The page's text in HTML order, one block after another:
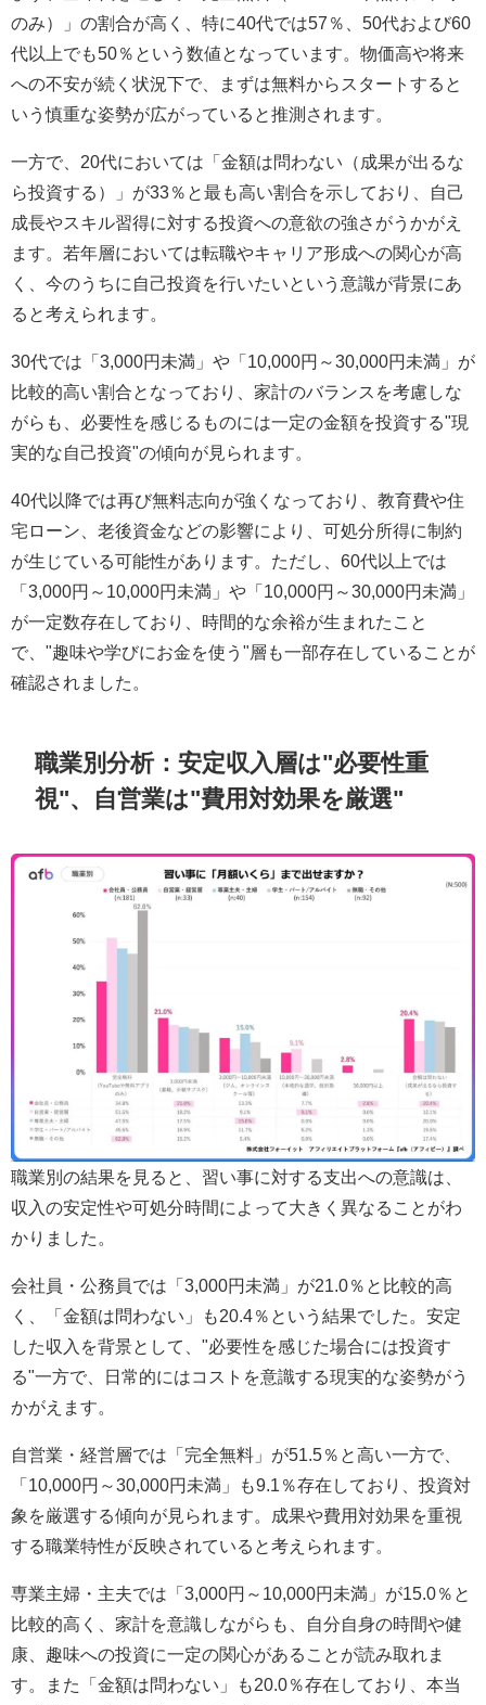
のみ）」の割合が高く、特に40代では57％、50代および60
代以上でも50％という数値となっています。物価高や将来
への不安が続く状況下で、まずは無料からスタートすると
いう慎重な姿勢が広がっていると推測されます。
一方で、20代においては「金額は問わない（成果が出るな
ら投資する）」が33％と最も高い割合を示しており、自己
成長やスキル習得に対する投資への意欲の強さがうかがえ
ます。若年層においては転職やキャリア形成への関心が高
く、今のうちに自己投資を行いたいという意識が背景にあ
ると考えられます。
30代では「3,000円未満」や「10,000円～30,000円未満」が
比較的高い割合となっており、家計のバランスを考慮しな
がらも、必要性を感じるものには一定の金額を投資する"現
実的な自己投資"の傾向が見られます。
40代以降では再び無料志向が強くなっており、教育費や住
宅ローン、老後資金などの影響により、可処分所得に制約
が生じている可能性があります。ただし、60代以上では
「3,000円～10,000円未満」や「10,000円～30,000円未満」
が一定数存在しており、時間的な余裕が生まれたこと
で、"趣味や学びにお金を使う"層も一部存在していることが
確認されました。
職業別分析：安定収入層は"必要性重
視"、自営業は"費用対効果を厳選"
職業別の結果を見ると、習い事に対する支出への意識は、
収入の安定性や可処分時間によって大きく異なることがわ
かりました。
会社員・公務員では「3,000円未満」が21.0％と比較的高
く、「金額は問わない」も20.4％という結果でした。安定
した収入を背景として、"必要性を感じた場合には投資す
る"一方で、日常的にはコストを意識する現実的な姿勢がう
かがえます。
自営業・経営層では「完全無料」が51.5％と高い一方で、
「10,000円～30,000円未満」も9.1％存在しており、投資対
象を厳選する傾向が見られます。成果や費用対効果を重視
する職業特性が反映されていると考えられます。
専業主婦・主夫では「3,000円～10,000円未満」が15.0％と
比較的高く、家計を意識しながらも、自分自身の時間や健
康、趣味への投資に一定の関心があることが読み取れま
す。また「金額は問わない」も20.0％存在しており、本当